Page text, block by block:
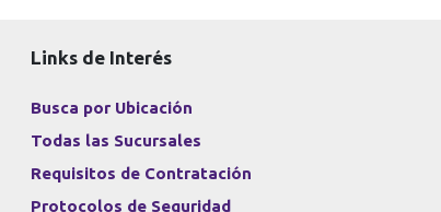
Links de Interés
Busca por Ubicación
Todas las Sucursales
Requisitos de Contratación
Protocolos de Seguridad